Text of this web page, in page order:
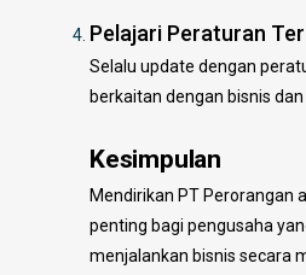
Pelajari Peraturan
Selalu update dengan
berkaitan dengan bisnis dan
Kesimpulan
Mendirikan PT Perorangan
penting bagi pengusaha
menjalankan bisnis secara